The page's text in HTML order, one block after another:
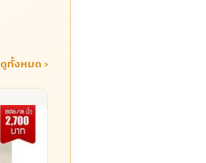
ดูทั้งหมด ›